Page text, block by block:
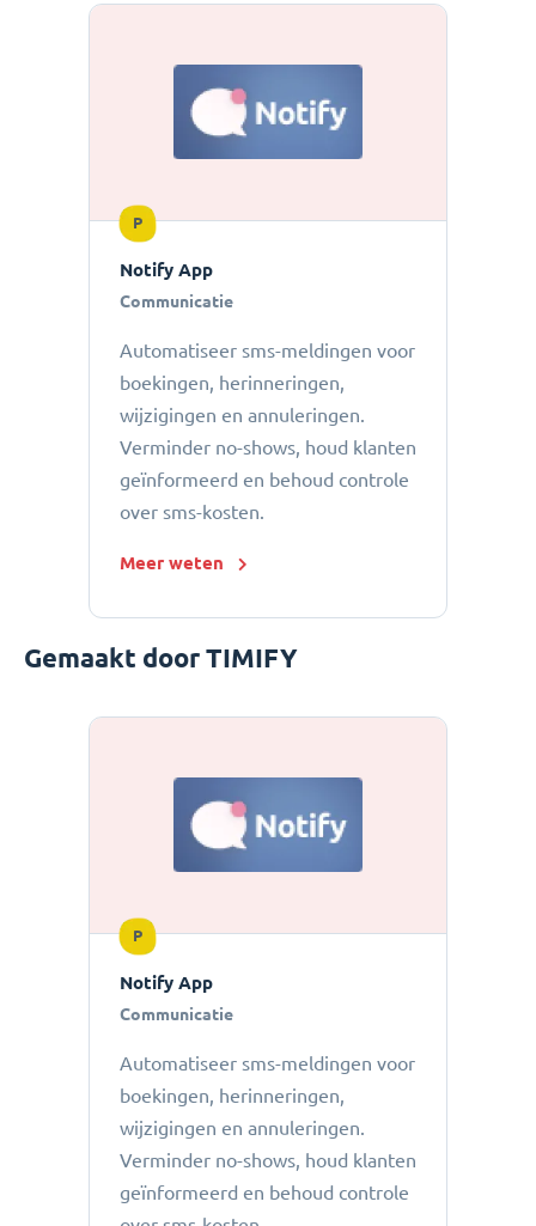
P
Notify App
Communicatie
Automatiseer sms-meldingen voor
boekingen, herinneringen,
wijzigingen en annuleringen.
Verminder no-shows, houd klanten
geïnformeerd en behoud controle
over sms-kosten.
Meer weten
Gemaakt door TIMIFY
P
Notify App
Communicatie
Automatiseer sms-meldingen voor
boekingen, herinneringen,
wijzigingen en annuleringen.
Verminder no-shows, houd klanten
geïnformeerd en behoud controle